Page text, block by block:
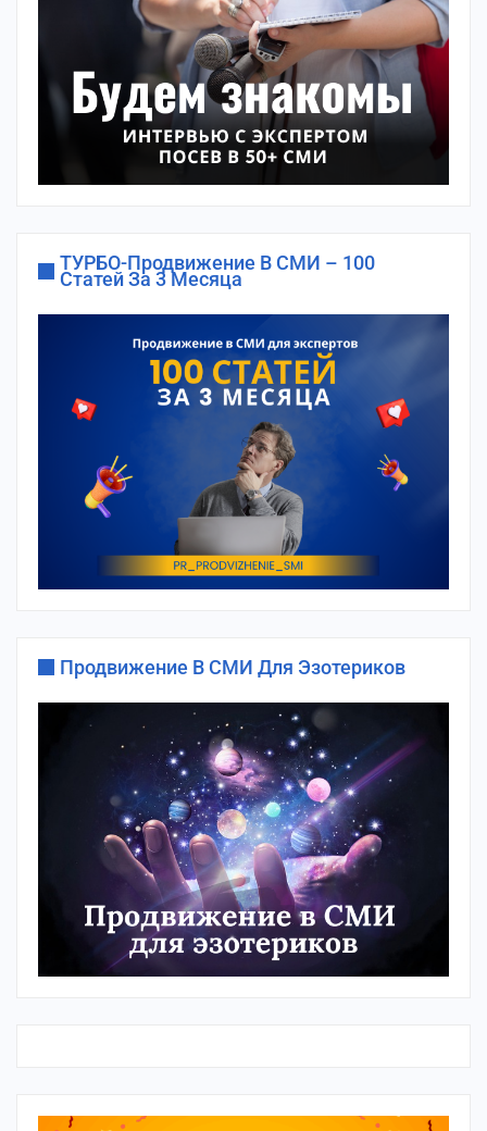
ТУРБО-Продвижение В СМИ – 100
Статей За 3 Месяца
Продвижение В СМИ Для Эзотериков